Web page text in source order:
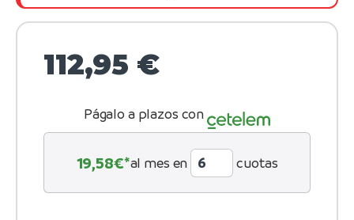
112,95 €
Págalo a plazos con
19,58€*al mes en cuotas